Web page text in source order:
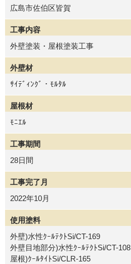
広島市佐伯区皆賀
工事内容
外壁塗装・屋根塗装工事
外壁材
ｻｲﾃﾞｨﾝｸﾞ・ﾓﾙﾀﾙ
屋根材
ﾓﾆｴﾙ
工事期間
28日間
工事完了月
2022年10月
使用塗料
外壁)水性ｸｰﾙﾃｸﾄSi/CT-169
外壁目地部分)水性ｸｰﾙﾃｸﾄSi/CT-108
屋根)ｸｰﾙﾀｲﾄSi/CLR-165